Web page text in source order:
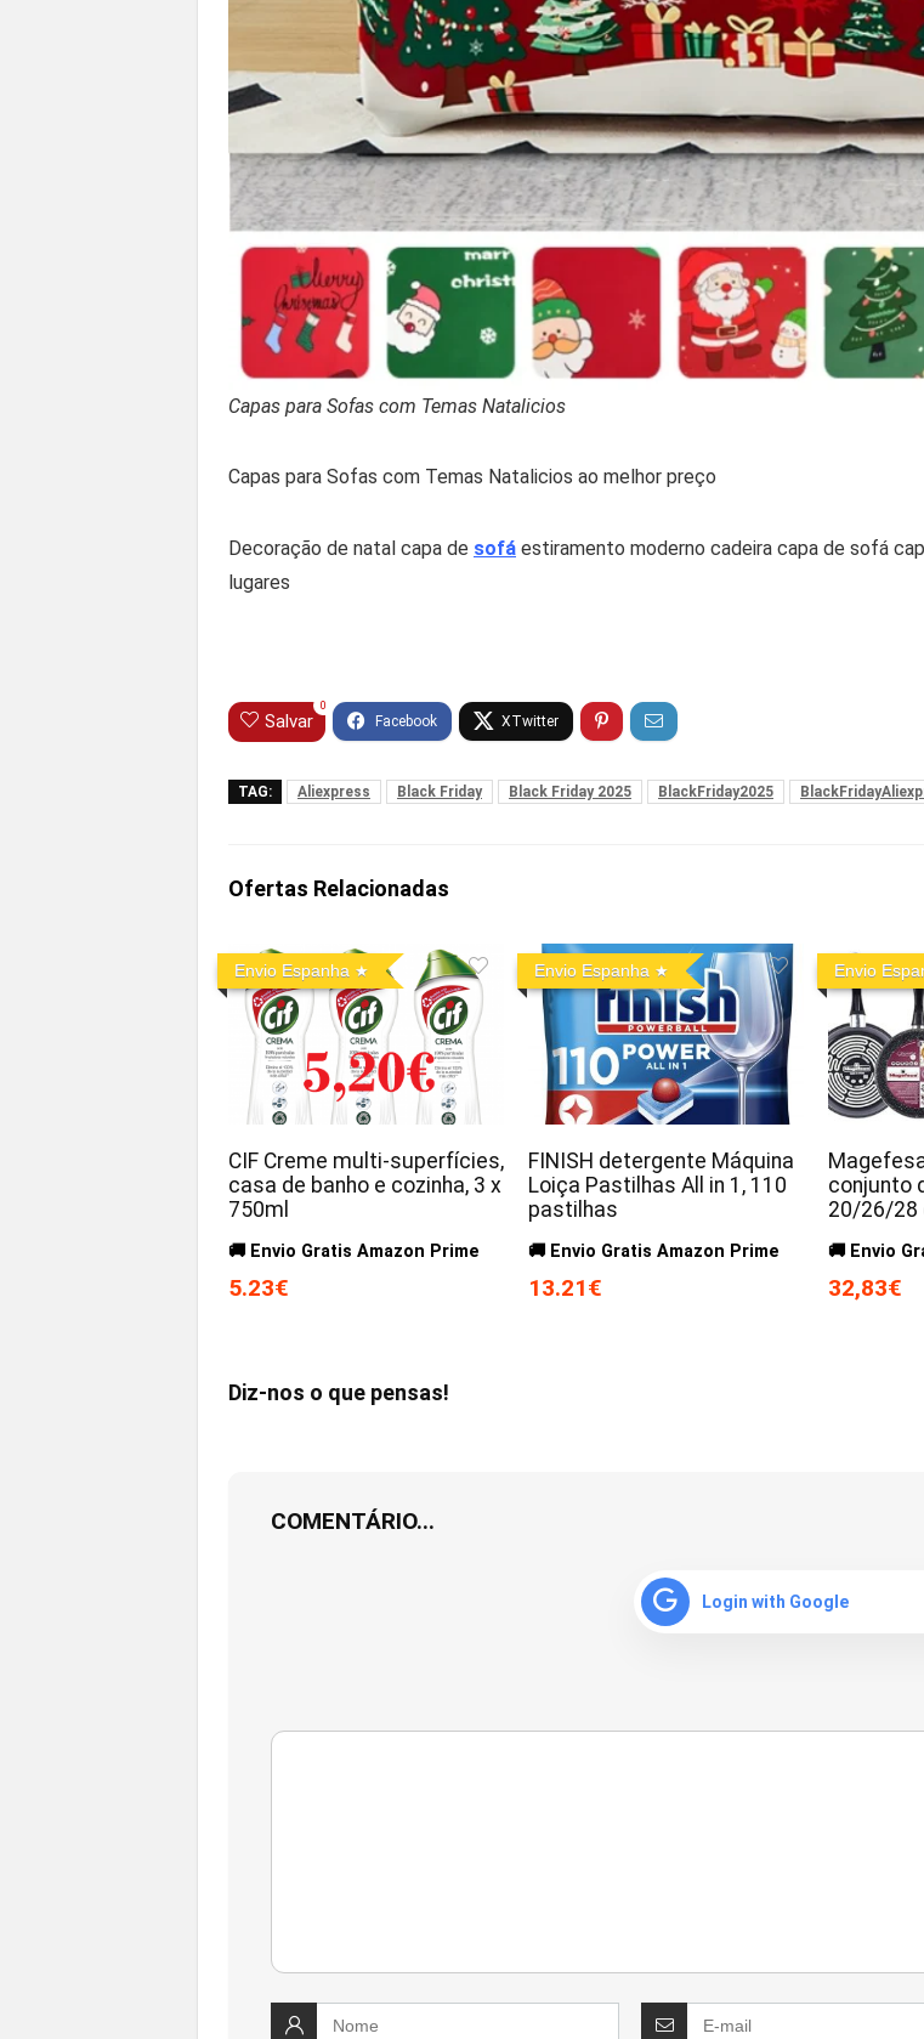
Capas para Sofas com Temas Natalicios
Capas para Sofas com Temas Natalicios ao melhor preço
Decoração de natal capa de sofá estiramento moderno cadeira capa de sofá
lugares
Salvar
0
TAG: Aliexpress Black Friday Black Friday 2025 BlackFriday2025
Ofertas Relacionadas
Envio Espanha
CIF Creme multi-superfícies,
casa de banho e cozinha, 3 x
750ml
🚚 Envio Gratis Amazon Prime
5.23€
Envio Espanha
FINISH detergente Máquina
Loiça Pastilhas All in 1, 110
pastilhas
🚚 Envio Gratis Amazon Prime
13.21€
Envio
conjunto
20/26/28
🚚 Envio
32,83€
Diz-nos o que pensas!
COMENTÁRIO...
Login with Google